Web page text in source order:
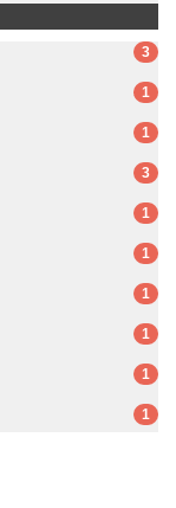
3
1
1
3
1
1
1
1
1
1